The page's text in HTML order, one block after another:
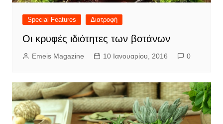
Special Features Διατροφή
Οι κρυφές ιδιότητες των βοτάνων
Emeis Magazine 10 Ιανουαρίου, 2016 0